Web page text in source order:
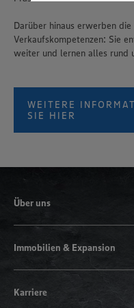
genannten Dienste
unseren
Policy unter den
Darüber hinaus erwerben
Verkaufskompetenzen: Sie
weiter und lernen alles rund
WEITERE
SIE HIER
Über uns
Immobilien & Expansion
Karriere